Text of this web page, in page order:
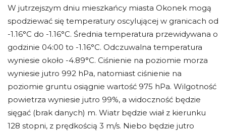
W jutrzejszym dniu mieszkańcy miasta Okonek mogą
spodziewać się temperatury oscylującej w granicach od
-1.16°C do -1.16°C. Średnia temperatura przewidywana o
godzinie 04:00 to -1.16°C. Odczuwalna temperatura
wyniesie około -4.89°C. Ciśnienie na poziomie morza
wyniesie jutro 992 hPa, natomiast ciśnienie na
poziomie gruntu osiągnie wartość 975 hPa. Wilgotność
powietrza wyniesie jutro 99%, a widoczność będzie
sięgać (brak danych) m. Wiatr będzie wiał z kierunku
128 stopni, z prędkością 3 m/s. Niebo będzie jutro